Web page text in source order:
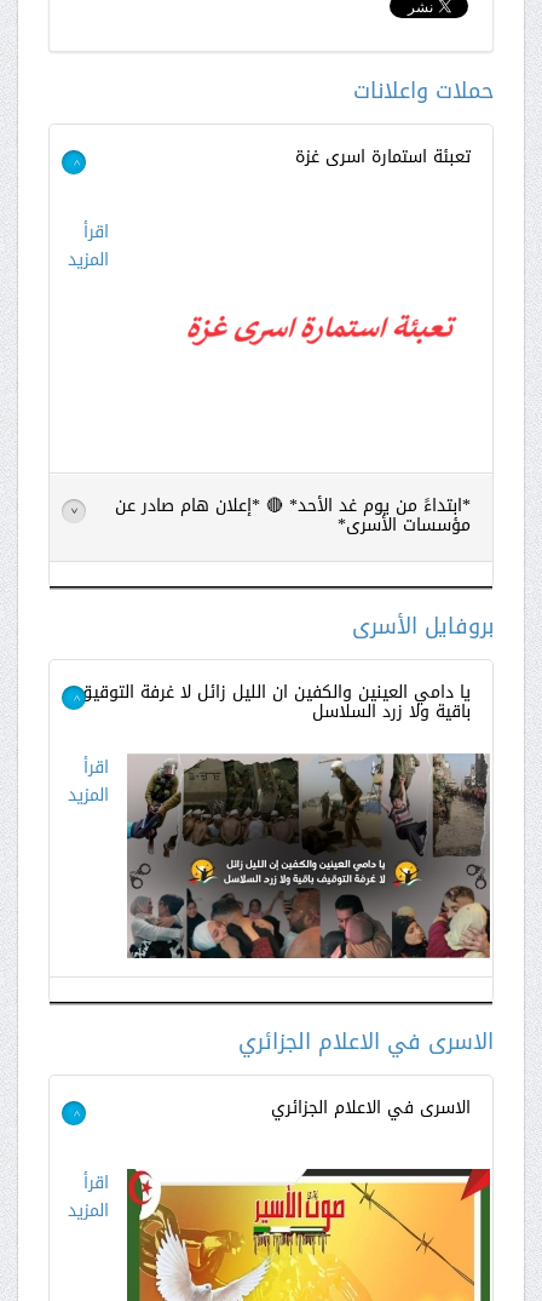
حملات واعلانات
تعبئة استمارة اسرى غزة >
اقرأ
المزيد
*ابتداءً من يوم غد الأحد* 🔴 *إعلان هام صادر عن
مؤسسات الأسرى* >
اقرأ
بروفايل الأسرى
يا دامي العينين والكفين ان الليل زائل لا غرفة التوقيق
باقية ولا زرد السلاسل >
اقرأ
المزيد
الاسرى في الاعلام الجزائري
الاسرى في الاعلام الجزائري >
اقرأ
المزيد